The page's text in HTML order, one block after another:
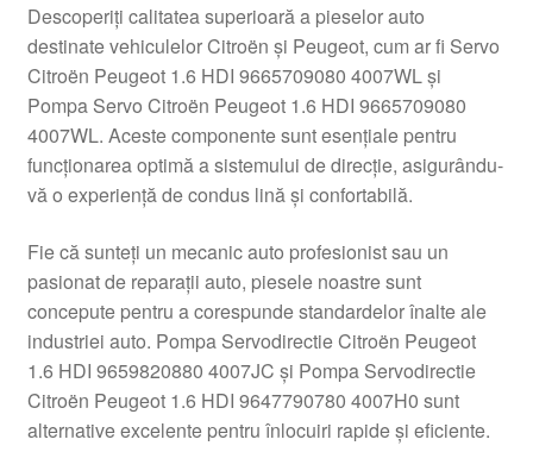
Despre noi
Finalizare comandă
Livrare
Livrare în toată lumea
Plângere
Plățile
Politică de confidențialitate
Descoperiți calitatea superioară a pieselor auto
destinate vehiculelor Citroën și Peugeot, cum ar fi Servo
Citroën Peugeot 1.6 HDI 9665709080 4007WL și
Pompa Servo Citroën Peugeot 1.6 HDI 9665709080
4007WL. Aceste componente sunt esențiale pentru
funcționarea optimă a sistemului de direcție, asigurându-
vă o experiență de condus lină și confortabilă.
Fie că sunteți un mecanic auto profesionist sau un
pasionat de reparații auto, piesele noastre sunt
concepute pentru a corespunde standardelor înalte ale
industriei auto. Pompa Servodirectie Citroën Peugeot
1.6 HDI 9659820880 4007JC și Pompa Servodirectie
Citroën Peugeot 1.6 HDI 9647790780 4007H0 sunt
alternative excelente pentru înlocuiri rapide și eficiente.